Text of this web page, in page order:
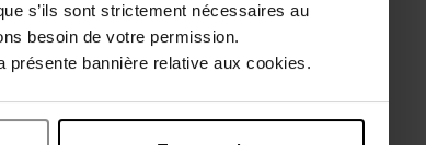
s’ils sont strictement nécessaires au
besoin de votre permission.
bannière relative aux cookies.
?